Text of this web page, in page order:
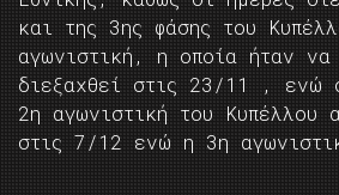
και της 3ης φάσης του
αγωνιστική, η οποία ήταν
διεξαχθεί στις 23/11 , ενώ
2η αγωνιστική του Κυπέλλου
στις 7/12 ενώ η 3η